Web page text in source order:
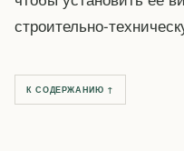
строительно-
К СОДЕРЖАНИЮ ↑